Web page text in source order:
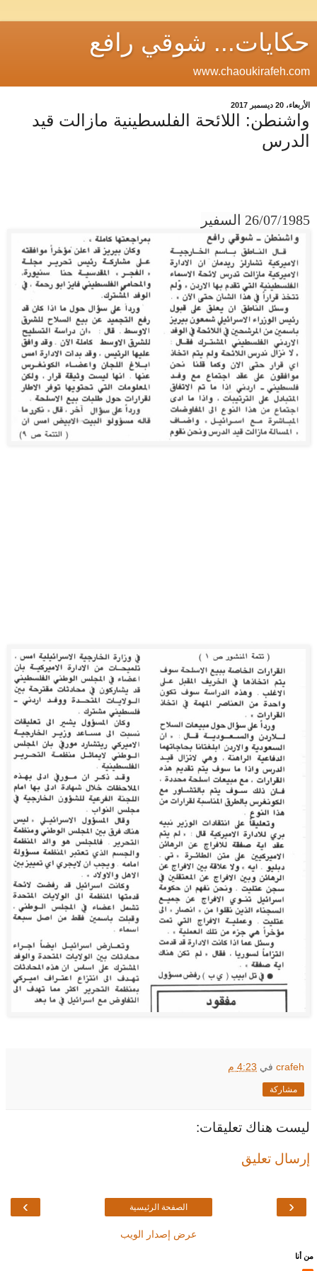
حكايات... شوقي رافع
www.chaoukirafeh.com
الأربعاء، 20 ديسمبر 2017
واشنطن: اللائحة الفلسطينية مازالت قيد
الدرس
26/07/1985 السفير
crafeh في 4:23 م
مشاركة
ليست هناك تعليقات:
إرسال تعليق
‹
› الصفحة الرئيسية
عرض إصدار الويب
من أنا